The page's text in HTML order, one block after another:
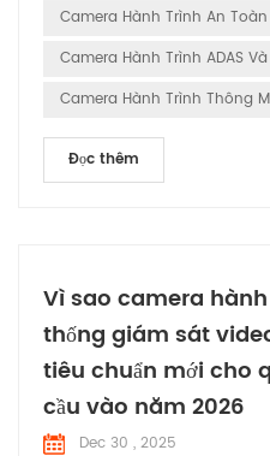
Camera Hành Trình An
Camera Hành Trình ADAS
Camera Hành Trình Thông
Đọc thêm
Vì sao camera
thống giám sát
tiêu chuẩn mới cho
cầu vào năm 2026
Dec 30 , 2025